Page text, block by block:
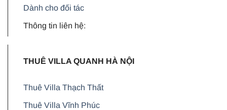
Dành cho đối tác
Thông tin liên hệ:
THUÊ VILLA QUANH HÀ NỘI
Thuê Villa Thạch Thất
Thuê Villa Vĩnh Phúc